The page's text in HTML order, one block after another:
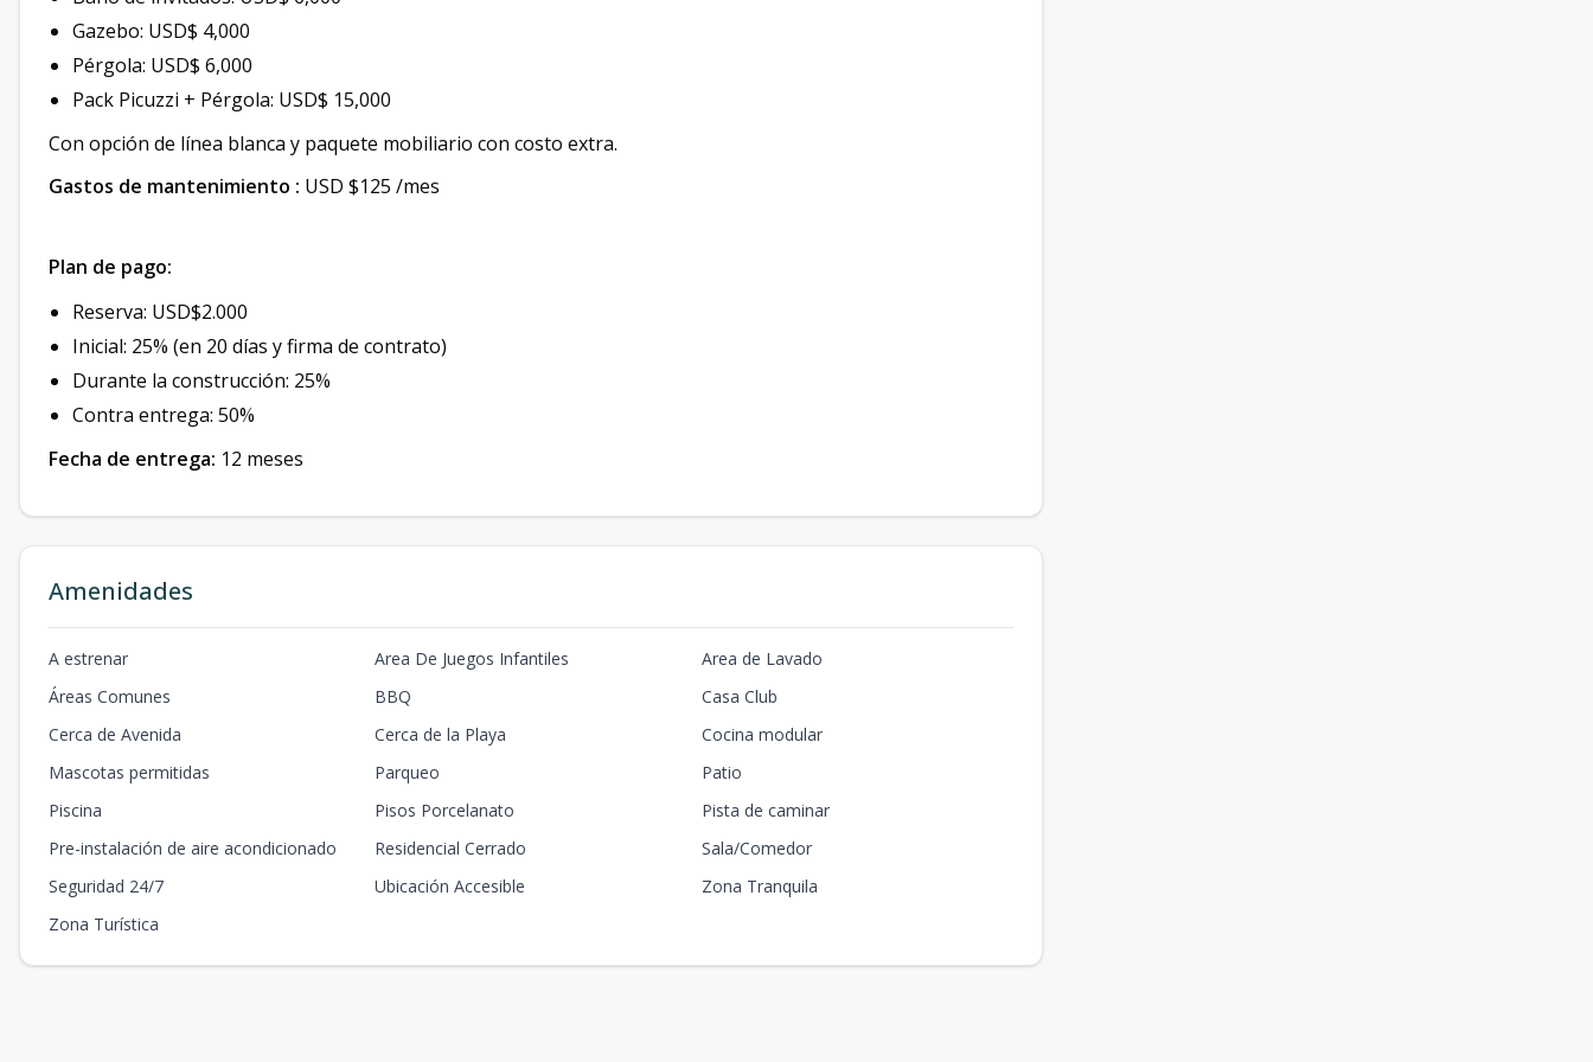
Gazebo: USD$ 4,000
Pérgola: USD$ 6,000
Pack Picuzzi + Pérgola: USD$ 15,000
Con opción de línea blanca y paquete mobiliario con costo extra.
Gastos de mantenimiento : USD $125 /mes
Plan de pago:
Reserva: USD$2.000
Inicial: 25% (en 20 días y firma de contrato)
Durante la construcción: 25%
Contra entrega: 50%
Fecha de entrega: 12 meses
Amenidades
A estrenar Area De Juegos Infantiles
Area de Lavado
Áreas Comunes
BBQ
Casa Club
Cerca de Avenida
Cerca de la Playa
Cocina modular
Mascotas permitidas
Parqueo
Patio
Piscina
Pisos Porcelanato
Pista de caminar
Pre-instalación de aire acondicionado
Residencial Cerrado
Sala/Comedor
Seguridad 24/7
Ubicación Accesible
Zona Tranquila
Zona Turística